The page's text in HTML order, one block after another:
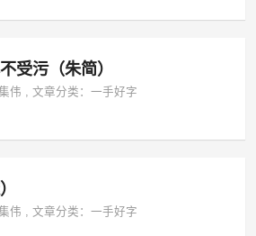
受污（朱简）
伟 ,文章分类：一手好字
伟 ,文章分类：一手好字